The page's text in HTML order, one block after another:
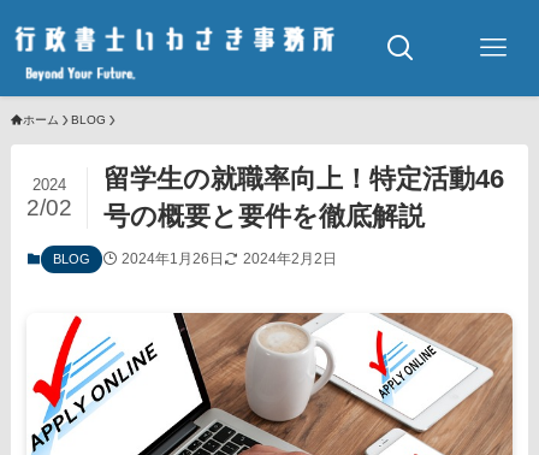
ホーム BLOG
留学生の就職率向上！特定活動46
号の概要と要件を徹底解説
2024
2/02
BLOG 2024年1月26日 2024年2月2日